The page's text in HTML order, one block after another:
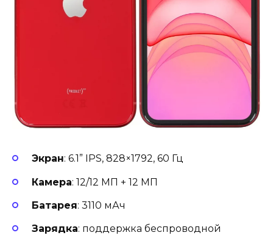
Экран: 6.1” IPS, 828×1792, 60 Гц
Камера: 12/12 МП + 12 МП
Батарея: 3110 мАч
Зарядка: поддержка беспроводной